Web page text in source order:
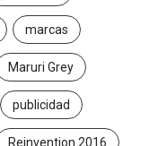
marcas
Maruri Grey
publicidad
Reinvention 2016